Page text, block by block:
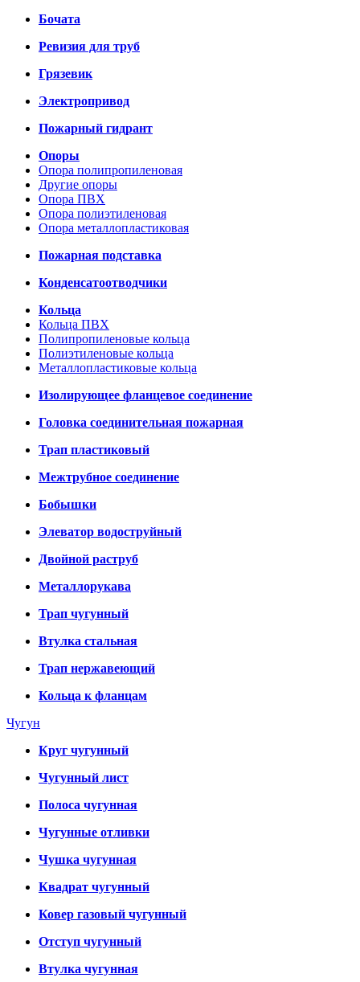
Бочата
Ревизия для труб
Грязевик
Электропривод
Пожарный гидрант
Опоры
Опора полипропиленовая
Другие опоры
Опора ПВХ
Опора полиэтиленовая
Опора металлопластиковая
Пожарная подставка
Конденсатоотводчики
Кольца
Кольца ПВХ
Полипропиленовые кольца
Полиэтиленовые кольца
Металлопластиковые кольца
Изолирующее фланцевое соединение
Головка соединительная пожарная
Трап пластиковый
Межтрубное соединение
Бобышки
Элеватор водоструйный
Двойной раструб
Металлорукава
Трап чугунный
Втулка стальная
Трап нержавеющий
Кольца к фланцам
Чугун
Круг чугунный
Чугунный лист
Полоса чугунная
Чугунные отливки
Чушка чугунная
Квадрат чугунный
Ковер газовый чугунный
Отступ чугунный
Втулка чугунная